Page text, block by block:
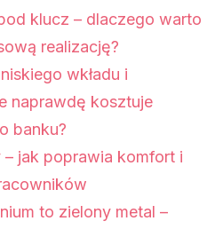
klucz – dlaczego warto
realizację?
wkładu i
naprawdę kosztuje
banku?
jak poprawia komfort i
to zielony metal –